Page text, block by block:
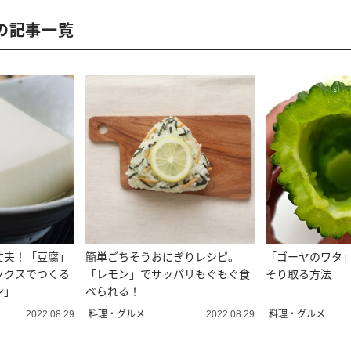
記事一覧
！「豆腐」
スでつくる
2022.08.29
簡単ごちそうおにぎりレシピ。
「レモン」でサッパリもぐもぐ食
べられる！
料理・グルメ 2022.08.29
「ゴーヤのワタ
そり取る方法
料理・グルメ